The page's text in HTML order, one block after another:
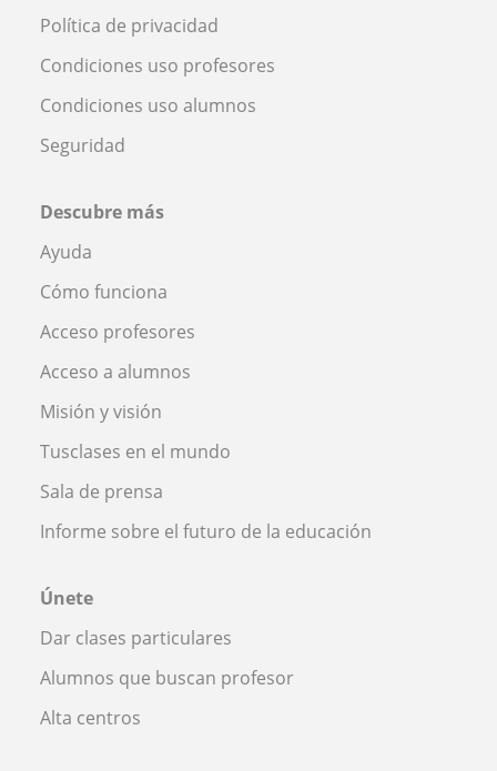
Política de privacidad
Condiciones uso profesores
Condiciones uso alumnos
Seguridad
Descubre más
Ayuda
Cómo funciona
Acceso profesores
Acceso a alumnos
Misión y visión
Tusclases en el mundo
Sala de prensa
Informe sobre el futuro de la educación
Únete
Dar clases particulares
Alumnos que buscan profesor
Alta centros